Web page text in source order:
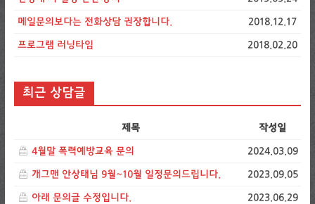
메일문의보다는 전화상담 권장합니다. 2018.12.17
프로그램 러닝타임 2018.02.20
최근 상담글
제목 작성일
4월말 폭력예방교육 문의 2024.03.09
개그맨 안상태님 9월~10월 일정문의드립니다. 2023.09.05
아래 문의글 수정입니다. 2023.06.29